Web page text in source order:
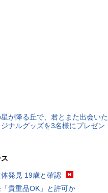
が降る丘で、君とまた出会いた
ナルグッズを3名様にプレゼン
発見 19歳と確認
貴重品OK」と許可か